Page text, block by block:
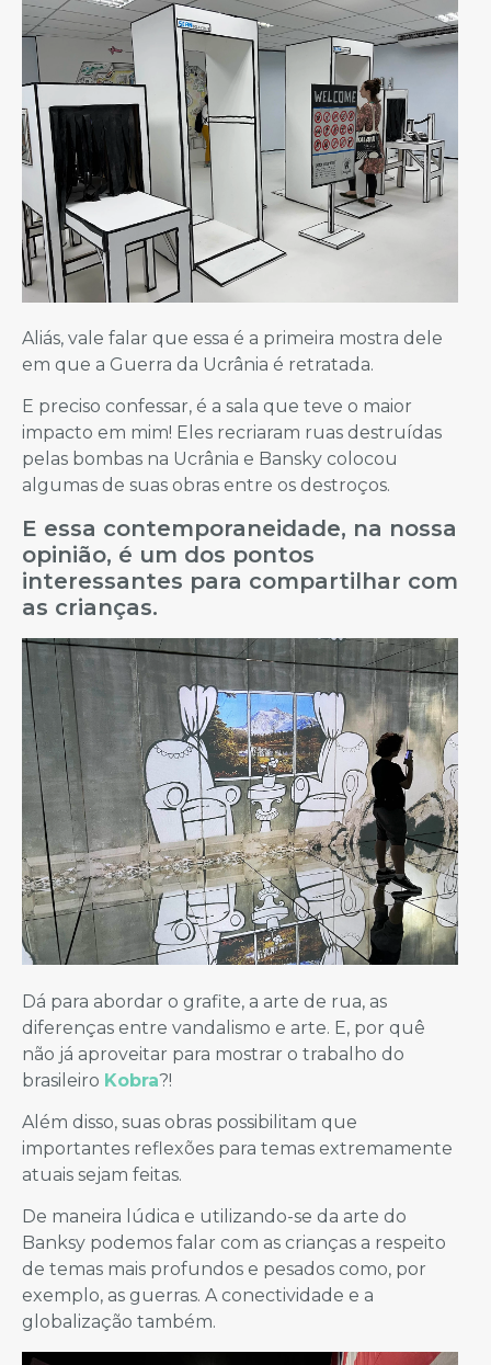
Aliás, vale falar que essa é a primeira mostra dele
em que a Guerra da Ucrânia é retratada.
E preciso confessar, é a sala que teve o maior
impacto em mim! Eles recriaram ruas destruídas
pelas bombas na Ucrânia e Bansky colocou
algumas de suas obras entre os destroços.
E essa contemporaneidade, na nossa
opinião, é um dos pontos
interessantes para compartilhar com
as crianças.
Dá para abordar o grafite, a arte de rua, as
diferenças entre vandalismo e arte. E, por quê
não já aproveitar para mostrar o trabalho do
brasileiro Kobra?!
Além disso, suas obras possibilitam que
importantes reflexões para temas extremamente
atuais sejam feitas.
De maneira lúdica e utilizando-se da arte do
Banksy podemos falar com as crianças a respeito
de temas mais profundos e pesados como, por
exemplo, as guerras. A conectividade e a
globalização também.